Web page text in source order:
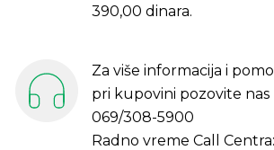
390,00 dinara.
Za više informacija i
pri kupovini pozovite nas
069/308-5900
Radno vreme Call Centra: